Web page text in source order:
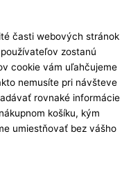
časti webových stránok
zostanú
cookie vám uľahčujeme
nemusíte pri návšteve
rovnaké informácie
košíku, kým
umiestňovať bez vášho